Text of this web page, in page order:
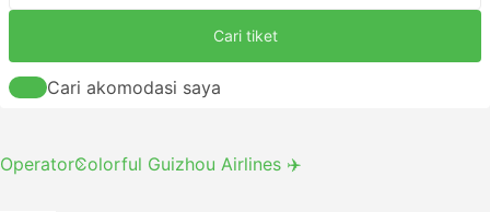
Cari tiket
Cari akomodasi saya
OperatorColorful Guizhou Airlines ✈️